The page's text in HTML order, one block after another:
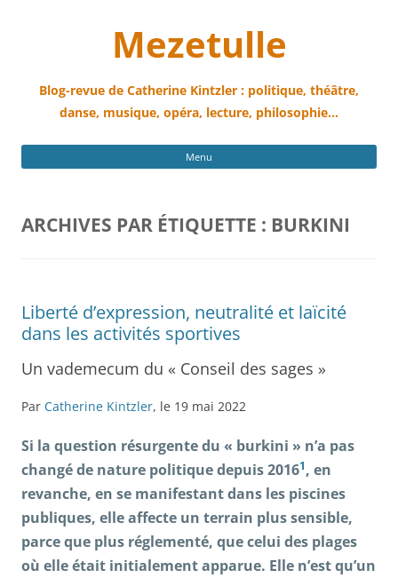
Mezetulle
Blog-revue de Catherine Kintzler : politique, théâtre,
danse, musique, opéra, lecture, philosophie…
Menu
ARCHIVES PAR ÉTIQUETTE : BURKINI
Liberté d’expression, neutralité et laïcité
dans les activités sportives
Un vademecum du « Conseil des sages »
Par Catherine Kintzler, le 19 mai 2022
Si la question résurgente du « burkini » n’a pas
changé de nature politique depuis 20161, en
revanche, en se manifestant dans les piscines
publiques, elle affecte un terrain plus sensible,
parce que plus réglementé, que celui des plages
où elle était initialement apparue. Elle n’est qu’un